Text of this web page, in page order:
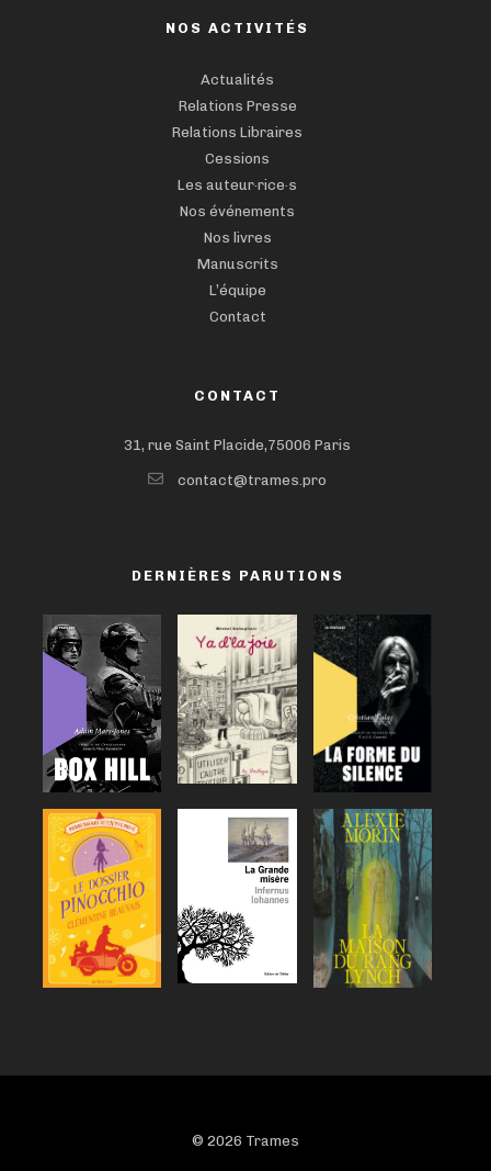
NOS ACTIVITÉS
Actualités
Relations Presse
Relations Libraires
Cessions
Les auteur·rice·s
Nos événements
Nos livres
Manuscrits
L’équipe
Contact
CONTACT
31, rue Saint Placide,75006 Paris
contact@trames.pro
DERNIÈRES PARUTIONS
© 2026 Trames